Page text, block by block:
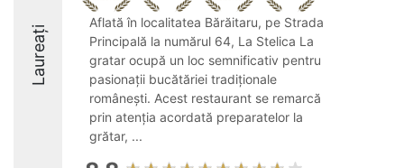
Laureați
Aflată în localitatea Bărăitaru, pe Strada
Principală la numărul 64, La Stelica La
gratar ocupă un loc semnificativ pentru
pasionații bucătăriei tradiționale
românești. Acest restaurant se remarcă
prin atenția acordată preparatelor la
grătar, ...